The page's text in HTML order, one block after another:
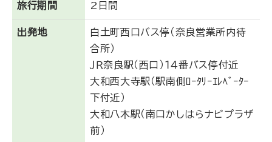
旅行期間 2日間
出発地
白土町西口バス停（奈良営業所内待
合所）
ＪＲ奈良駅（西口）１４番バス停付近
大和西大寺駅（駅南側ﾛｰﾀﾘｰｴﾚﾍﾞｰﾀｰ
下付近）
大和八木駅（南口かしはらナビプラザ
前）